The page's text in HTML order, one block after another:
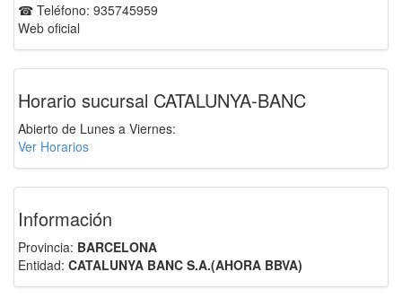
☎ Teléfono: 935745959
Web oficial
Horario sucursal CATALUNYA-BANC
Abierto de Lunes a Viernes:
Ver Horarios
Información
Provincia: BARCELONA
Entidad: CATALUNYA BANC S.A.(AHORA BBVA)